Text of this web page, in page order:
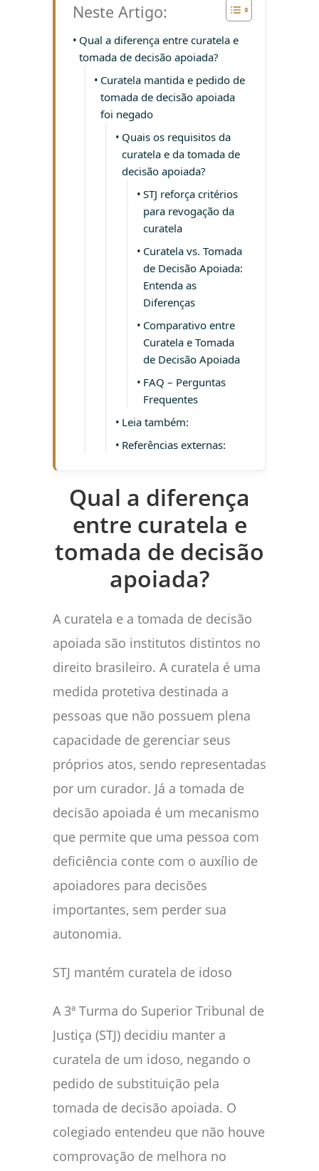
Neste Artigo:
Qual a diferença entre curatela e
tomada de decisão apoiada?
Curatela mantida e pedido de
tomada de decisão apoiada
foi negado
Quais os requisitos da
curatela e da tomada de
decisão apoiada?
STJ reforça critérios
para revogação da
curatela
Curatela vs. Tomada
de Decisão Apoiada:
Entenda as
Diferenças
Comparativo entre
Curatela e Tomada
de Decisão Apoiada
FAQ – Perguntas
Frequentes
Leia também:
Referências externas:
Qual a diferença
entre curatela e
tomada de decisão
apoiada?
A curatela e a tomada de decisão
apoiada são institutos distintos no
direito brasileiro. A curatela é uma
medida protetiva destinada a
pessoas que não possuem plena
capacidade de gerenciar seus
próprios atos, sendo representadas
por um curador. Já a tomada de
decisão apoiada é um mecanismo
que permite que uma pessoa com
deficiência conte com o auxílio de
apoiadores para decisões
importantes, sem perder sua
autonomia.
STJ mantém curatela de idoso
A 3ª Turma do Superior Tribunal de
Justiça (STJ) decidiu manter a
curatela de um idoso, negando o
pedido de substituição pela
tomada de decisão apoiada. O
colegiado entendeu que não houve
comprovação de melhora no